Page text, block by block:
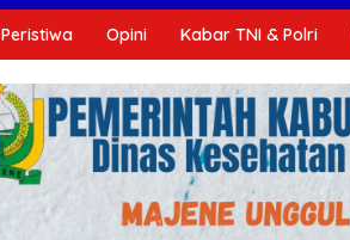
Peristiwa Opini Kabar TNI & Polri